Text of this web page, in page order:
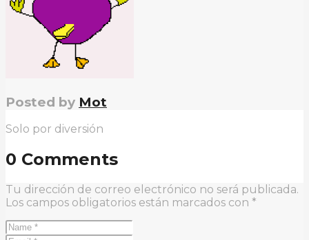
Posted by Mot
Solo por diversión
0 Comments
Tu dirección de correo electrónico no será publicada.
Los campos obligatorios están marcados con *